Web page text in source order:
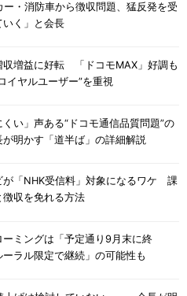
ー・消防車から徴収問題、猛反発を受
いく」と会長
収増益に好転 「ドコモMAX」好調も
イヤルユーザー”を重視
くい」声ある“ドコモ通信品質問題”の
明かす「道半ば」の詳細解説
「NHK受信料」対象になるワケ 課
収を免れる方法
ミングは「予定通り9月末に終
ラル限定で継続」の可能性も